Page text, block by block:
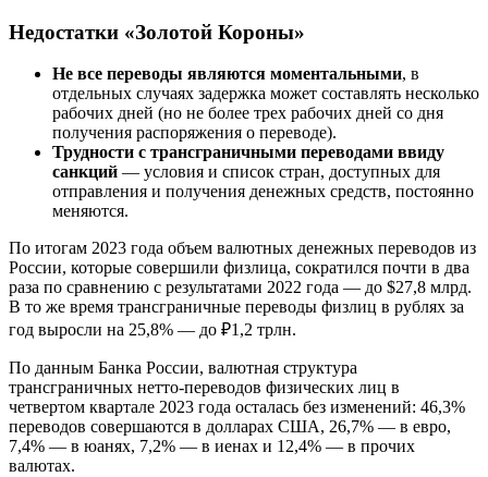
Недостатки «Золотой Короны»
Не все переводы являются моментальными, в
отдельных случаях задержка может составлять несколько
рабочих дней (но не более трех рабочих дней со дня
получения распоряжения о переводе).
Трудности с трансграничными переводами ввиду
санкций — условия и список стран, доступных для
отправления и получения денежных средств, постоянно
меняются.
По итогам 2023 года объем валютных денежных переводов из
России, которые совершили физлица, сократился почти в два
раза по сравнению с результатами 2022 года — до $27,8 млрд.
В то же время трансграничные переводы физлиц в рублях за
год выросли на 25,8% — до ₽1,2 трлн.
По данным Банка России, валютная структура
трансграничных нетто-переводов физических лиц в
четвертом квартале 2023 года осталась без изменений: 46,3%
переводов совершаются в долларах США, 26,7% — в евро,
7,4% — в юанях, 7,2% — в иенах и 12,4% — в прочих
валютах.